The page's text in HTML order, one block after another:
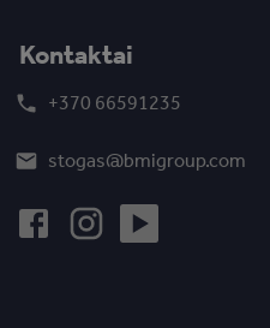
Kontaktai
+370 66591235
stogas@bmigroup.com